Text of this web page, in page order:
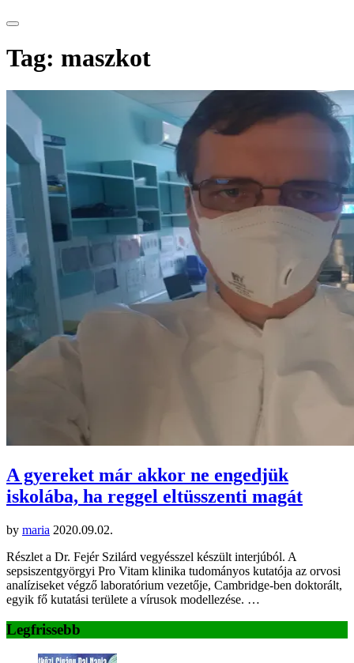
Tag: maszkot
A gyereket már akkor ne engedjük
iskolába, ha reggel eltüsszenti magát
by maria 2020.09.02.
Részlet a Dr. Fejér Szilárd vegyésszel készült interjúból. A
sepsiszentgyörgyi Pro Vitam klinika tudományos kutatója az orvosi
analíziseket végző laboratórium vezetője, Cambridge-ben doktorált,
egyik fő kutatási területe a vírusok modellezése. …
Legfrissebb